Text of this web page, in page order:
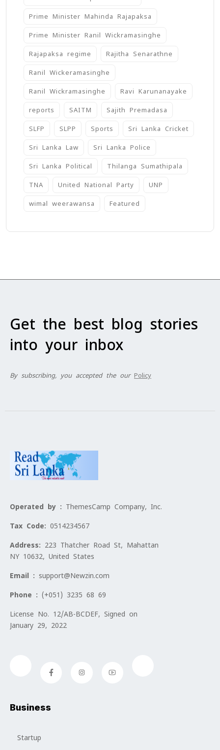
Prime Minister Mahinda Rajapaksa
Prime Minister Ranil Wickramasinghe
Rajapaksa regime Rajitha Senarathne
Ranil Wickeramasinghe
Ranil Wickramasinghe Ravi Karunanayake
reports SAITM Sajith Premadasa
SLFP SLPP Sports Sri Lanka Cricket
Sri Lanka Law Sri Lanka Police
Sri Lanka Political Thilanga Sumathipala
TNA United National Party UNP
wimal weerawansa ‍Featured
Get the best blog stories
into your inbox
By subscribing, you accepted the our Policy
Operated by : ThemesCamp Company, Inc.
Tax Code: 0514234567
Address: 223 Thatcher Road St, Mahattan
NY 10632, United States
Email : support@Newzin.com
Phone : (+051) 3235 68 69
License No. 12/AB-BCDEF, Signed on
January 29, 2022
Business
Startup